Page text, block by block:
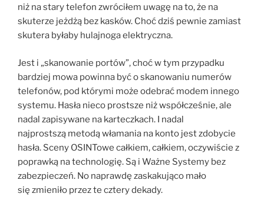
niż na stary telefon zwróciłem uwagę na to, że na
skuterze jeżdżą bez kasków. Choć dziś pewnie zamiast
skutera byłaby hulajnoga elektryczna.
Jest i „skanowanie portów”, choć w tym przypadku
bardziej mowa powinna być o skanowaniu numerów
telefonów, pod którymi może odebrać modem innego
systemu. Hasła nieco prostsze niż współcześnie, ale
nadal zapisywane na karteczkach. I nadal
najprostszą metodą włamania na konto jest zdobycie
hasła. Sceny OSINTowe całkiem, całkiem, oczywiście z
poprawką na technologię. Są i Ważne Systemy bez
zabezpieczeń. No naprawdę zaskakująco mało
się zmieniło przez te cztery dekady.